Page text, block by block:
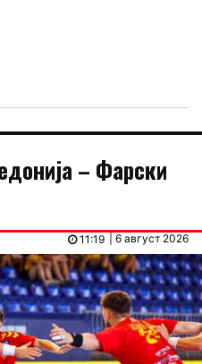
– Фарски
| 6 август 2026
11:19